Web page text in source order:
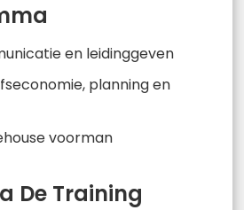
en leidinggeven
planning en
voorman
De Training